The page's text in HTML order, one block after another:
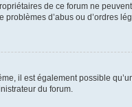
de ce forum ne
d’abus ou d’ordres
il est également possible
du forum.